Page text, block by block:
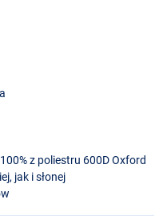
z poliestru 600D Oxford
jak i słonej